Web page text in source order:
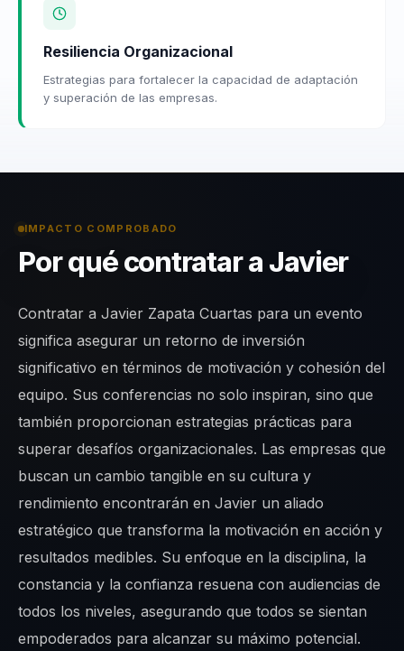
Resiliencia Organizacional
Estrategias para fortalecer la capacidad de adaptación
y superación de las empresas.
IMPACTO COMPROBADO
Por qué contratar a Javier
Contratar a Javier Zapata Cuartas para un evento
significa asegurar un retorno de inversión
significativo en términos de motivación y cohesión del
equipo. Sus conferencias no solo inspiran, sino que
también proporcionan estrategias prácticas para
superar desafíos organizacionales. Las empresas que
buscan un cambio tangible en su cultura y
rendimiento encontrarán en Javier un aliado
estratégico que transforma la motivación en acción y
resultados medibles. Su enfoque en la disciplina, la
constancia y la confianza resuena con audiencias de
todos los niveles, asegurando que todos se sientan
empoderados para alcanzar su máximo potencial.